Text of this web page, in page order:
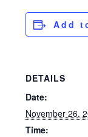
Add
DETAILS
Date:
November 26,
Time: